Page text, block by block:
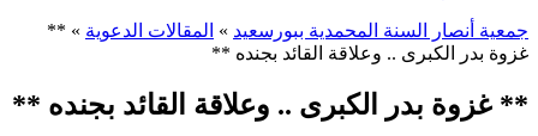
جمعية أنصار السنة المحمدية ببورسعيد » المقالات الدعوية » **
غزوة بدر الكبرى .. وعلاقة القائد بجنده **
** غزوة بدر الكبرى .. وعلاقة القائد بجنده **